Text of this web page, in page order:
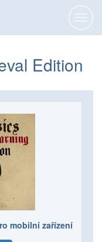
Edition
mobilní zařízení